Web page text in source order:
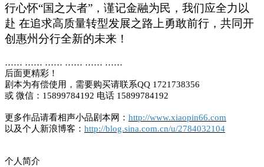
行心怀“国之大者”，谨记金融为民，我们应全力以
赴 在追求高质量转型发展之路上勇敢前行，共同开
创惠州分行全新的未来！
…… …… …… …… …… ……
后面更精彩！
剧本为有偿使用，需要购买请联系QQ 1721738356
或 微信：15899784192 电话 15899784192
更多作品请看相声小品剧本网： http://www.xiaopin66.com
以及个人新浪博客： http://blog.sina.com.cn/u/2784032104
个人简介